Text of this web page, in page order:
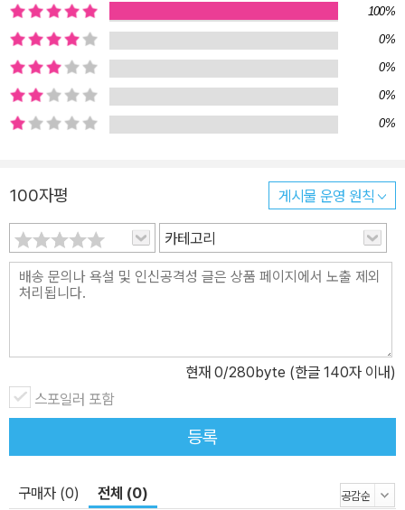
되고 진심이 담겨 있지 않다. 더욱이 똘똘이는 양을 돌보는 일이 재미
없고 지루해서 친구 ‘진심이’에게 자기 양들을 맡긴다. 친구를 진심으
로 대하지 않고 자신의 편의를 위해 이용한다면 진정한 친구를 만들
수 없고, 진실한 사람은 언제든, 누구나 좋아한다는 사실을 알려 준다.
양치기 소년 ‘똘똘이’가 참되고 멋지게 살아가기로 결심하게 된 것은,
똘똘이가 진정성 있는 양치기로 거듭날 수 있도록 도와준다. 어린이
의 호기심을 채워 주는 저학년 지식 그림책, 스콜라 꼬마지식인 시리
즈 유아 그림책에 익숙한 어린이들이 초등학교에 들어가서 갑자기 글
이 많은 동화나 정보책을 접하게 되면 부담스럽기 마련이다. ‘스콜라
꼬마지식인’은 이런 어린이들을 위해 만들어진 그림과 구성이 다채로
반적인 특징은, 각 권마다 핵심 주제를 코믹하고 흥미롭게 풀어가는
역할을 하는 중심 캐릭터를 동물이나 사물로 정했다는 것이다. 고양
이나 새, 주인공이 그리는 그림, 일기장 등을 등장시켜, 3인칭 관찰자
시점에서 본문의 중심 내용을 설명하거나 주된 줄거리의 이해를 돕게
것이 아니라 이야기를 읽는 재미도 함께 느낄 수 있다. 스콜라 꼬마지
100%
0%
0%
0%
0%
100자평 게시물 운영 원칙
카테고리
현재 0/280byte (한글 140자 이내)
스포일러 포함
등록
구매자 (0) 전체 (0)